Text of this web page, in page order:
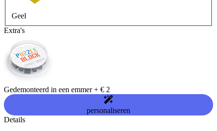
Geel
Extra's
Gedemonteerd in een emmer+ € 2
personaliseren
Details